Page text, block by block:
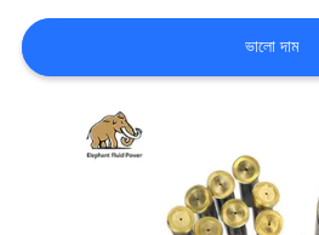
সাইট
ভালো দাম